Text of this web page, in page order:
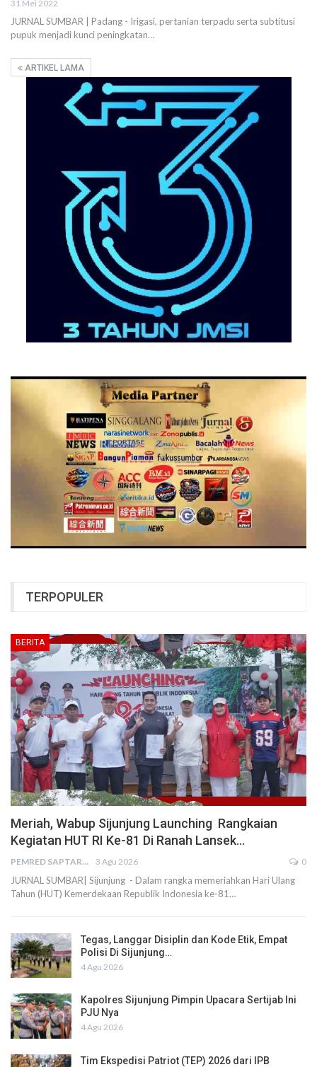
31 Mei 2022
JURNAL SUMBAR | Padang - Irigasi, pertanian terpadu serta subtitusi
pupuk menjadi kunci peningkatan…
ARTIKEL LAMA
TERPOPULER
BERITA
Meriah, Wabup Sijunjung Launching Rangkaian
Kegiatan HUT RI Ke-81 Di Ranah Lansek…
PEMRED SAPTARIUS 3 Agu 2026 0
JURNAL SUMBAR| Sijunjung - Dalam rangka memeriahkan Hari Ulang
Tahun (HUT) Kemerdekaan Republik Indonesia ke-81…
Tegas, Langgar Disiplin dan Kode Etik, Empat
Polisi Di Sijunjung…
4 Agu 2026
Kapolres Sijunjung Pimpin Upacara Sertijab Ini
PJU Nya
4 Agu 2026
Tim Ekspedisi Patriot (TEP) 2026 dari IPB